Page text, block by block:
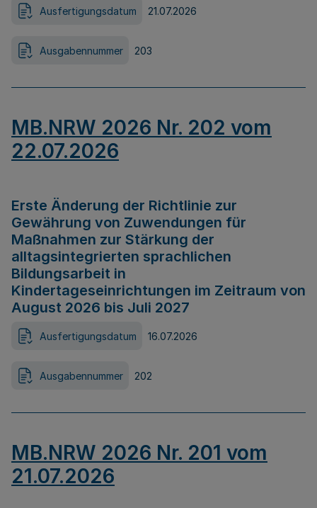
Ausfertigungsdatum 21.07.2026
Ausgabennummer 203
MB.NRW 2026 Nr. 202 vom
22.07.2026
Erste Änderung der Richtlinie zur
Gewährung von Zuwendungen für
Maßnahmen zur Stärkung der
alltagsintegrierten sprachlichen
Bildungsarbeit in
Kindertageseinrichtungen im Zeitraum von
August 2026 bis Juli 2027
Ausfertigungsdatum 16.07.2026
Ausgabennummer 202
MB.NRW 2026 Nr. 201 vom
21.07.2026